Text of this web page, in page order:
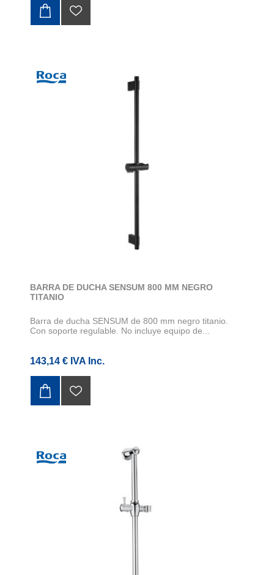
BARRA DE DUCHA SENSUM 800 MM NEGRO
TITANIO
Barra de ducha SENSUM de 800 mm negro titanio.
Con soporte regulable. No incluye equipo de...
143,14 € IVA Inc.